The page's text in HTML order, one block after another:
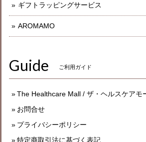
ギフトラッピングサービス
AROMAMO
Guide ご利用ガイド
The Healthcare Mall / ザ・ヘルスケアモ
お問合せ
プライバシーポリシー
特定商取引法に基づく表記